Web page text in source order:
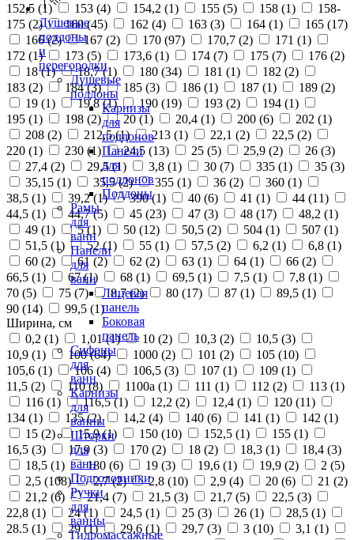
Душевые
поддоны
и
перегородки
Душевые
поддоны
Карнизы
для
поддонов
Панели
для
поддонов
Поддоны
Рамы
для
ванн
Панели
для
ванн
Лицевая
панель
Боковая
панель
Сифоны
для
ванн
Карнизы
для
ванны
Шторки
для
ванн
Подголовники
Ручки
для
ванны
Гидромассажные
152,5 (1) 153 (4) 154,2 (1) 155 (5) 158 (1)
158-
175 (2) 160 (45) 162 (4) 163 (3) 164 (1) 165 (17)
166 (2) 167 (2) 170 (97) 170,7 (2) 171 (1)
172 (1) 173 (5) 173,6 (1) 174 (7) 175 (7) 176 (2)
18 (1) 18,7 (1) 180 (34) 181 (1) 182 (2)
183 (2) 184 (3) 185 (3) 186 (1) 187 (1) 189 (2)
19 (1) 19,8 (1) 190 (19) 193 (2) 194 (1)
195 (1) 198 (2) 20 (1) 20,4 (1) 200 (6) 202 (1)
208 (2) 212,5 (1) 213 (1) 22,1 (2) 22,5 (2)
220 (1) 230 (1) 24,5 (13) 25 (5) 25,9 (2) 26 (3)
27,4 (2) 29,5 (1) 3,8 (1) 30 (7) 335 (1) 35 (3)
35,15 (1) 35,5 (2) 355 (1) 36 (2) 360 (1)
38,5 (1) 39,2 (1) 390 (1) 40 (6) 41 (1) 44 (11)
44,5 (1) 44,7 (5) 45 (23) 47 (3) 48 (17) 48,2 (1)
49 (1) 5 (1) 50 (12) 50,5 (2) 504 (1) 507 (1)
51,5 (1) 52 (1) 55 (1) 57,5 (2) 6,2 (1) 6,8 (1)
60 (2) 61 (2) 62 (2) 63 (1) 64 (1) 66 (2)
66,5 (1) 67 (1) 68 (1) 69,5 (1) 7,5 (1) 7,8 (1)
70 (5) 75 (7) 8,7 (2) 80 (17) 87 (1) 89,5 (1)
90 (14) 99,5 (1)
Ширина, см
0,2 (1) 1,01 (1) 10 (2) 10,3 (2) 10,5 (3)
10,9 (1) 100 (64) 1000 (2) 101 (2) 105 (10)
105,6 (1) 106 (4) 106,5 (3) 107 (1) 109 (1)
11,5 (2) 110 (8) 1100а (1) 111 (1) 112 (2) 113 (1)
116 (1) 116,5 (1) 12,2 (2) 12,4 (1) 120 (11)
134 (1) 135 (2) 14,2 (4) 140 (6) 141 (1) 142 (1)
15 (2) 15,9 (1) 150 (10) 152,5 (1) 155 (1)
16,5 (3) 17,9 (3) 170 (2) 18 (2) 18,3 (1) 18,4 (3)
18,5 (1) 180 (6) 19 (3) 19,6 (1) 19,9 (2) 2 (5)
2,5 (108) 2,7 (2) 2,8 (10) 2,9 (4) 20 (6) 21 (2)
21,2 (6) 21,4 (7) 21,5 (3) 21,7 (5) 22,5 (3)
22,8 (1) 24 (1) 24,5 (1) 25 (3) 26 (1) 28,5 (1)
28.5 (1) 29 (1) 29,6 (1) 29,7 (3) 3 (10) 3,1 (1)